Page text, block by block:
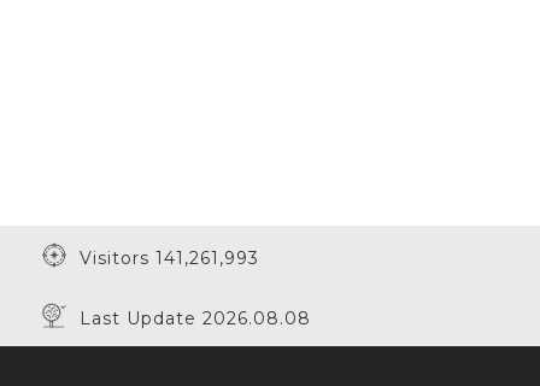
Visitors 141,261,993
Last Update 2026.08.08